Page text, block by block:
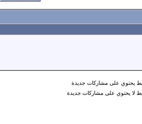
يحتوي على مشاركات جديدة
لا يحتوي على مشاركات جديدة